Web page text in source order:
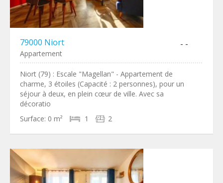
79000 Niort - -
Appartement
Niort (79) : Escale "Magellan" - Appartement de
charme, 3 étoiles (Capacité : 2 personnes), pour un
séjour à deux, en plein cœur de ville. Avec sa
décoratio
Surface: 0 m² 1 2